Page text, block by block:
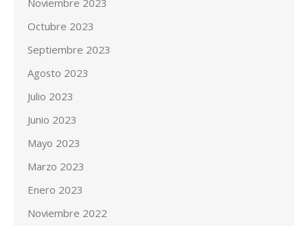
Noviembre 2023
Octubre 2023
Septiembre 2023
Agosto 2023
Julio 2023
Junio 2023
Mayo 2023
Marzo 2023
Enero 2023
Noviembre 2022